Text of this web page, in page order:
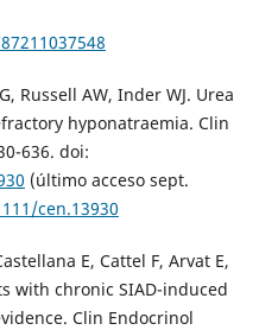
Russell AW, Inder WJ. Urea
hyponatraemia. Clin
636. doi:
(último acceso sept.
cen.13930
E, Cattel F, Arvat E,
with chronic SIAD-induced
Clin Endocrinol